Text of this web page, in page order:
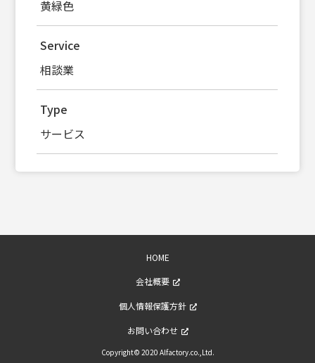
黄緑色
Service
相談業
Type
サービス
HOME
会社概要
個人情報保護方針
お問い合わせ
Copyright© 2020 Alfactory.co.,Ltd.